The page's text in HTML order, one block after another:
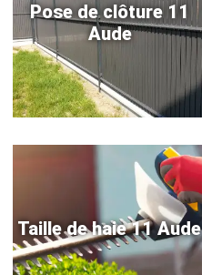
Pose de clôture 11
Aude
Taille de haie 11 Aude